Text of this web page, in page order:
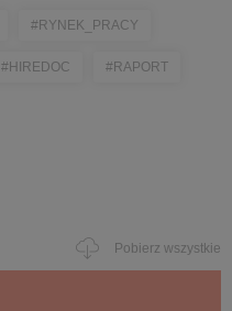
#RYNEK_PRACY
#HIREDOC #RAPORT
Pobierz wszystkie